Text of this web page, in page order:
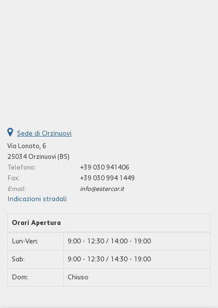
Sede di Orzinuovi
Via Lonato, 6
25034 Orzinuovi (BS)
Telefono:
+39 030 941406
Fax:
+39 030 994 1449
Email:
info@estercar.it
Indicazioni stradali
Orari Apertura
Lun-Ven: 9:00 - 12:30 / 14:00 - 19:00
Sab: 9:00 - 12:30 / 14:30 - 19:00
Dom: Chiuso